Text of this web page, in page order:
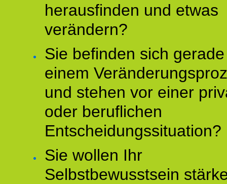
herausfinden und etwas
verändern?
Sie befinden sich
einem
und stehen vor einer
oder beruflichen
Entscheidungssituation?
Sie wollen Ihr
Selbstbewusstsein